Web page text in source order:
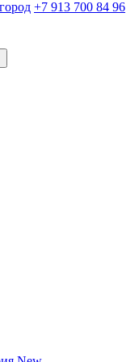
+7 913 700 84 96